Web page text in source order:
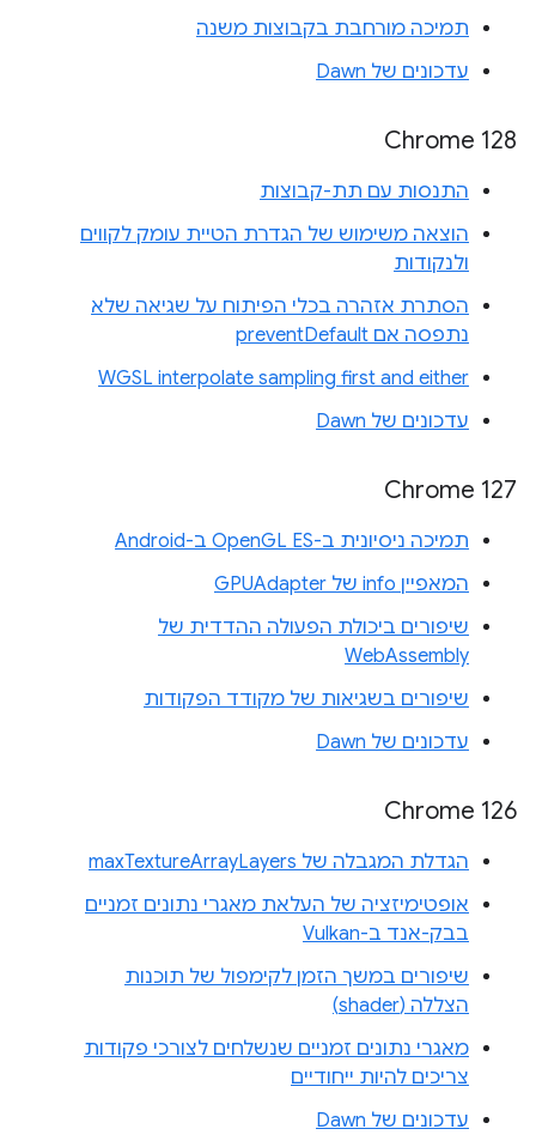
תמיכה מורחבת בקבוצות משנה
עדכונים של Dawn
‫Chrome 128
התנסות עם תת-קבוצות
הוצאה משימוש של הגדרת הטיית עומק לקווים
ולנקודות
הסתרת אזהרה בכלי הפיתוח על שגיאה שלא
נתפסה אם preventDefault
WGSL interpolate sampling first and either
עדכונים של Dawn
Chrome 127
תמיכה ניסיונית ב-OpenGL ES ב-Android
המאפיין info של GPUAdapter
שיפורים ביכולת הפעולה ההדדית של
WebAssembly
שיפורים בשגיאות של מקודד הפקודות
עדכונים של Dawn
Chrome 126
הגדלת המגבלה של maxTextureArrayLayers
אופטימיזציה של העלאת מאגרי נתונים זמניים
בבק-אנד ב-Vulkan
שיפורים במשך הזמן לקימפול של תוכנות
הצללה (shader)
מאגרי נתונים זמניים שנשלחים לצורכי פקודות
צריכים להיות ייחודיים
עדכונים של Dawn